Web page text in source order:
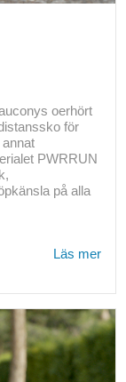
oerhört
för
PWRRUN
på alla
Läs mer